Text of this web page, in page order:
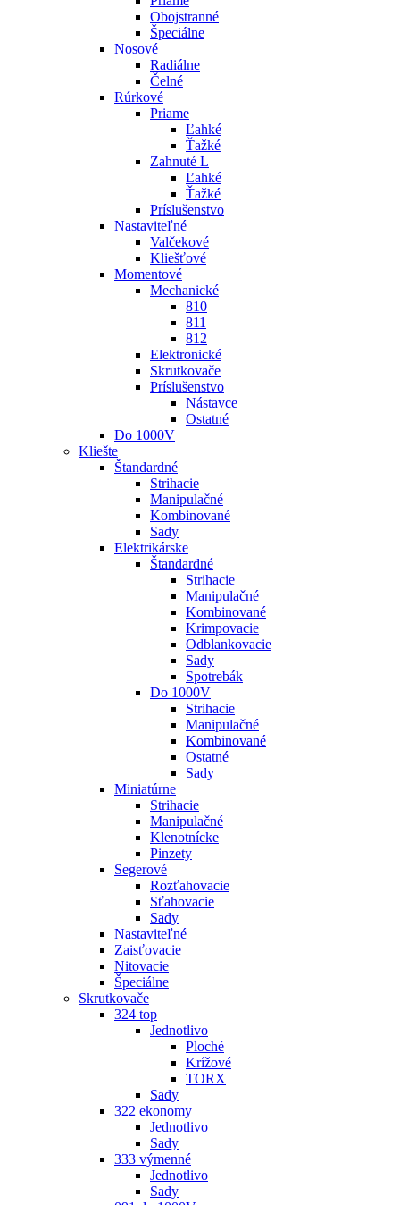
Obojstranné
Špeciálne
Nosové
Radiálne
Čelné
Rúrkové
Priame
Ľahké
Ťažké
Zahnuté L
Ľahké
Ťažké
Príslušenstvo
Nastaviteľné
Valčekové
Kliešťové
Momentové
Mechanické
810
811
812
Elektronické
Skrutkovače
Príslušenstvo
Nástavce
Ostatné
Do 1000V
Kliešte
Štandardné
Strihacie
Manipulačné
Kombinované
Sady
Elektrikárske
Štandardné
Strihacie
Manipulačné
Kombinované
Krimpovacie
Odblankovacie
Sady
Spotrebák
Do 1000V
Strihacie
Manipulačné
Kombinované
Ostatné
Sady
Miniatúrne
Strihacie
Manipulačné
Klenotnícke
Pinzety
Segerové
Rozťahovacie
Sťahovacie
Sady
Nastaviteľné
Zaisťovacie
Nitovacie
Špeciálne
Skrutkovače
324 top
Jednotlivo
Ploché
Krížové
TORX
Sady
322 ekonomy
Jednotlivo
Sady
333 výmenné
Jednotlivo
Sady